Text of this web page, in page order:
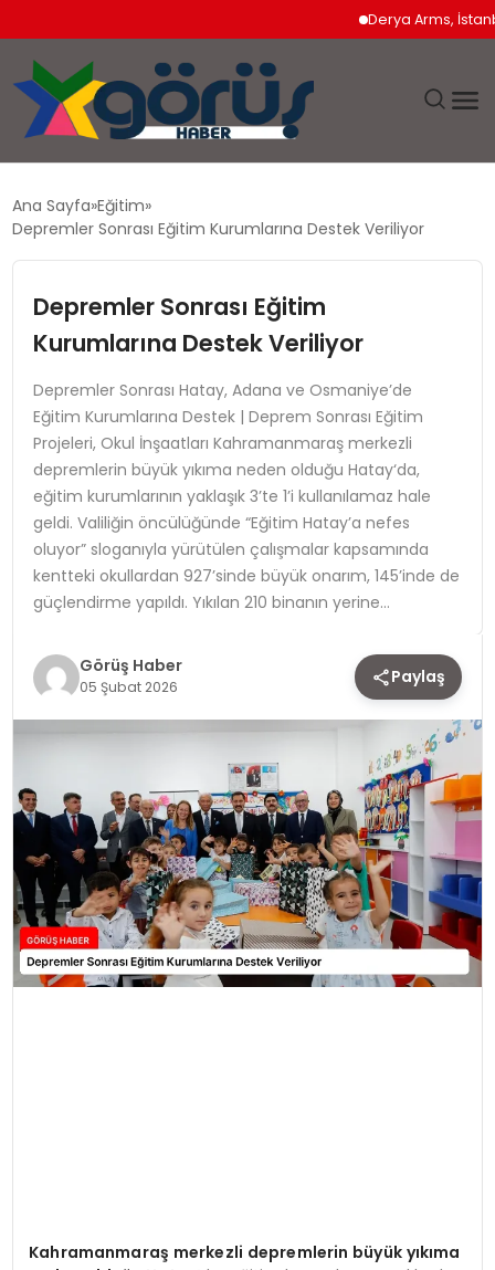
Derya Arms,
GÜNDEM
SAĞLIK
SPOR
TEKNOLOJI
YAŞAM
Ana Sayfa Eğitim
Depremler Sonrası Eğitim Kurumlarına Destek Veriliyor
Depremler Sonrası Eğitim
Kurumlarına Destek Veriliyor
Depremler Sonrası Hatay, Adana ve Osmaniye’de
Eğitim Kurumlarına Destek | Deprem Sonrası Eğitim
Projeleri, Okul İnşaatları Kahramanmaraş merkezli
depremlerin büyük yıkıma neden olduğu Hatay‘da,
eğitim kurumlarının yaklaşık 3’te 1’i kullanılamaz hale
geldi. Valiliğin öncülüğünde “Eğitim Hatay’a nefes
oluyor” sloganıyla yürütülen çalışmalar kapsamında
kentteki okullardan 927’sinde büyük onarım, 145’inde de
güçlendirme yapıldı. Yıkılan 210 binanın yerine…
Görüş Haber
05 Şubat 2026 Paylaş
Kahramanmaraş merkezli depremlerin büyük yıkıma